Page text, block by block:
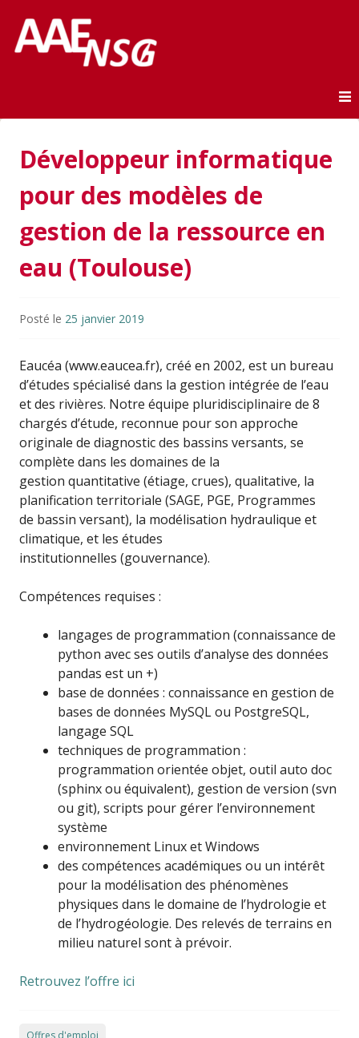
AAE-ENSG
Développeur informatique
pour des modèles de
gestion de la ressource en
eau (Toulouse)
Posté le 25 janvier 2019
Eaucéa (www.eaucea.fr), créé en 2002, est un bureau
d’études spécialisé dans la gestion intégrée de l’eau
et des rivières. Notre équipe pluridisciplinaire de 8
chargés d’étude, reconnue pour son approche
originale de diagnostic des bassins versants, se
complète dans les domaines de la
gestion quantitative (étiage, crues), qualitative, la
planification territoriale (SAGE, PGE, Programmes
de bassin versant), la modélisation hydraulique et
climatique, et les études
institutionnelles (gouvernance).
Compétences requises :
langages de programmation (connaissance de
python avec ses outils d’analyse des données
pandas est un +)
base de données : connaissance en gestion de
bases de données MySQL ou PostgreSQL,
langage SQL
techniques de programmation :
programmation orientée objet, outil auto doc
(sphinx ou équivalent), gestion de version (svn
ou git), scripts pour gérer l’environnement
système
environnement Linux et Windows
des compétences académiques ou un intérêt
pour la modélisation des phénomènes
physiques dans le domaine de l’hydrologie et
de l’hydrogéologie. Des relevés de terrains en
milieu naturel sont à prévoir.
Retrouvez l’offre ici
Offres d'emploi